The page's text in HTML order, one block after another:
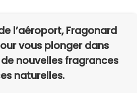
l’aéroport, Fragonard
vous plonger dans
nouvelles fragrances
naturelles.